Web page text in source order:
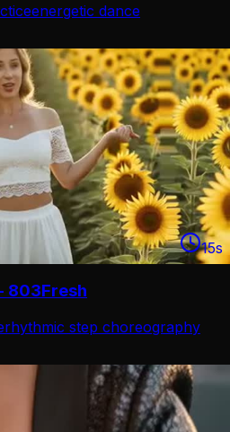
energetic dance
15s
803Fresh
rhythmic step choreography